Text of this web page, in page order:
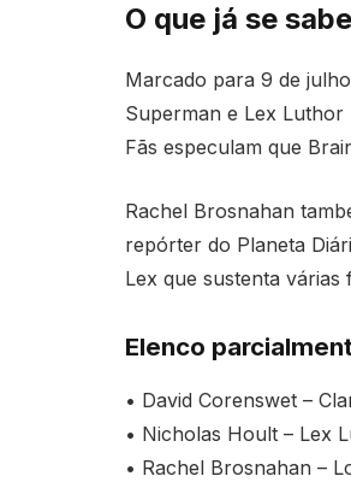
O que já se
Marcado para 9 de
Superman e Lex
Fãs especulam que
Rachel Brosnahan
repórter do Planeta
Lex que sustenta várias
Elenco
• David Corenswet –
• Nicholas Hoult – Lex
• Rachel Brosnahan –